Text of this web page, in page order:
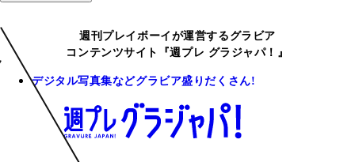
週刊プレイボーイが運営するグラビア
コンテンツサイト『週プレ グラジャパ！』
デジタル写真集などグラビア盛りだくさん!